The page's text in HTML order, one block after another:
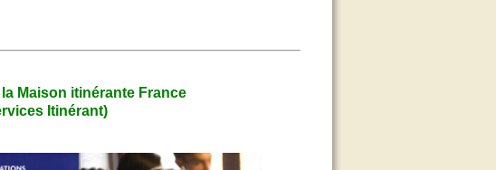
Maison itinérante France
Itinérant)